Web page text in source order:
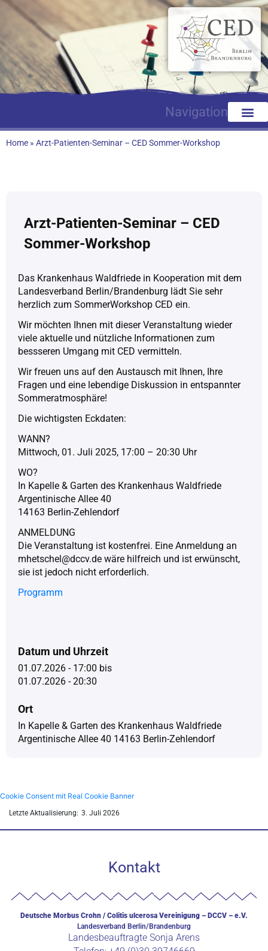
Navigation
Home » Arzt-Patienten-Seminar – CED Sommer-Workshop
Arzt-Patienten-Seminar – CED
Sommer-Workshop
Das Krankenhaus Waldfriede in Kooperation mit dem
Landesverband Berlin/Brandenburg lädt Sie sehr
herzlich zum SommerWorkshop CED ein.
Wir möchten Ihnen mit dieser Veranstaltung wieder
viele aktuelle und nützliche Informationen zum
bessseren Umgang mit CED vermitteln.
Wir freuen uns auf den Austausch mit Ihnen, Ihre
Fragen und eine lebendige Diskussion in entspannter
Sommeratmosphäre!
Die wichtigsten Eckdaten:
WANN?
Mittwoch, 01. Juli 2025, 17:00 – 20:30 Uhr
WO?
In Kapelle & Garten des Krankenhaus Waldfriede
Argentinische Allee 40
14163 Berlin-Zehlendorf
ANMELDUNG
Die Veranstaltung ist kostenfrei. Eine Anmeldung an
mhetschel@dccv.de wäre hilfreich und ist erwünscht,
sie ist jedoch nicht erforderlich.
Programm
Datum und Uhrzeit
01.07.2026 - 17:00 bis
01.07.2026 - 20:30
Ort
In Kapelle & Garten des Krankenhaus Waldfriede
Argentinische Allee 40 14163 Berlin-Zehlendorf
Cookie Consent mit Real Cookie Banner
Letzte Aktualisierung: 3. Juli 2026
Kontakt
Deutsche Morbus Crohn / Colitis ulcerosa Vereinigung – DCCV – e.V.
Landesverband Berlin/Brandenburg
Landesbeauftragte Sonja Arens